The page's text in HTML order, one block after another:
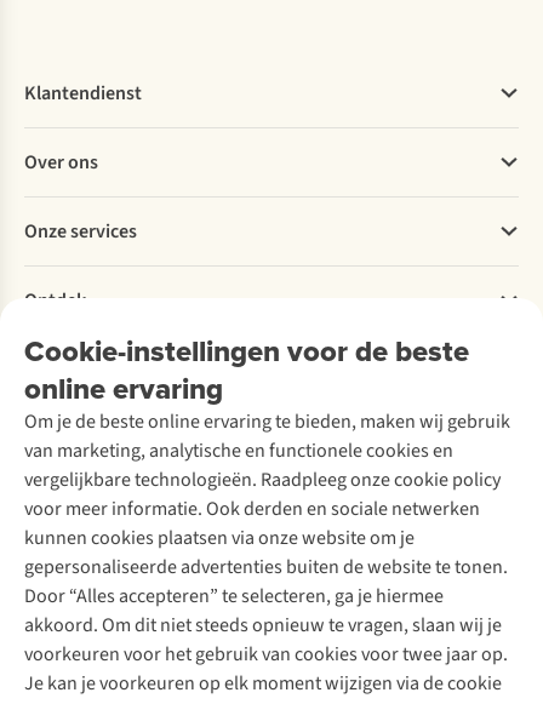
Cookie-instellingen voor de beste
online ervaring
Om je de beste online ervaring te bieden, maken wij gebruik
van marketing, analytische en functionele cookies en
vergelijkbare technologieën. Raadpleeg onze cookie policy
voor meer informatie. Ook derden en sociale netwerken
kunnen cookies plaatsen via onze website om je
gepersonaliseerde advertenties buiten de website te tonen.
Door “Alles accepteren” te selecteren, ga je hiermee
akkoord. Om dit niet steeds opnieuw te vragen, slaan wij je
voorkeuren voor het gebruik van cookies voor twee jaar op.
Je kan je voorkeuren op elk moment wijzigen via de cookie
Klantendienst
Bestellen
Betalen
Levering
Retourneren
Bestelling herroepen
Garantie
Contact
Over ons
Explore More
Verantwoord ondernemen
Over Ayacucho
Onze winkels
Over A.S.Adventure
Toegankelijkheidsverklaring
Onze services
Ski-onderhoud
Wasservice
Schoenonderhoud
Schoenherstelling
Kledingherstelling
Retouches
Voor bedrijven
Ontdek
A.S.Magazine
Podcast
Explore Academy
Explore Camp
Gear Check
Inspiratie & advies
Meld je aan voor de nieuwsbrief
Follow us